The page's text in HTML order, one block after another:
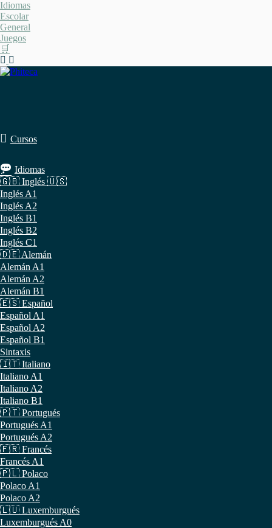
Saltar
al
contenido
Idiomas
Escolar
General
Juegos
🛒
Cursos
Idiomas
🇬🇧 Inglés 🇺🇸
Inglés A1
Inglés A2
Inglés B1
Inglés B2
Inglés C1
🇩🇪 Alemán
Alemán A1
Alemán A2
Alemán B1
🇪🇸 Español
Español A1
Español A2
Español B1
Sintaxis
🇮🇹 Italiano
Italiano A1
Italiano A2
Italiano B1
🇵🇹 Portugués
Portugués A1
Portugués A2
🇫🇷 Francés
Francés A1
🇵🇱 Polaco
Polaco A1
Polaco A2
🇱🇺 Luxemburgués
Luxemburgués A0